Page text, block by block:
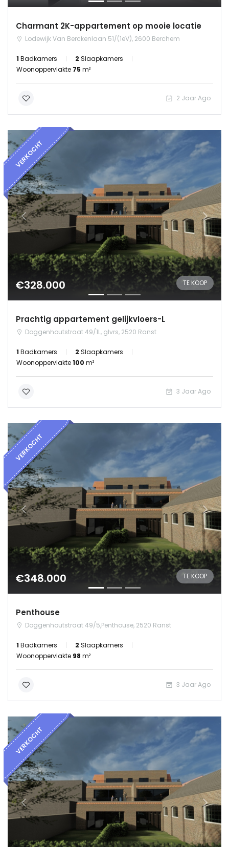
Charmant 2K-appartement op mooie locatie
Lodewijk Van Berckenlaan 51/(1eV), 2600 Berchem
1 Badkamers 2 Slaapkamers
Woonoppervlakte 75 m²
2 Jaar Ago
VERKOCHT
€328.000 TE KOOP
Prachtig appartement gelijkvloers-L
Doggenhoutstraat 49/1L, glvrs, 2520 Ranst
1 Badkamers 2 Slaapkamers
Woonoppervlakte100 m²
3 Jaar Ago
VERKOCHT
€348.000 TE KOOP
Penthouse
Doggenhoutstraat 49/5,Penthouse, 2520 Ranst
1 Badkamers 2 Slaapkamers
Woonoppervlakte 98 m²
3 Jaar Ago
VERKOCHT
Onthoud mij